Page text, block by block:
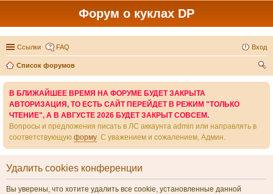
Форум о куклах DP
Ссылки FAQ Вход
Список форумов
В БЛИЖАЙШЕЕ ВРЕМЯ НА ФОРУМЕ БУДЕТ ЗАКРЫТА
АВТОРИЗАЦИЯ, ТО ЕСТЬ САЙТ ПЕРЕЙДЕТ В РЕЖИМ "ТОЛЬКО
ЧТЕНИЕ", А В АВГУСТЕ 2026 БУДЕТ ЗАКРЫТ СОВСЕМ.
Вопросы и предложения писать в ЛС аккаунта admin или направлять в
соответствующую форму. С уважением и сожалением, Админ.
Удалить cookies конференции
Вы уверены, что хотите удалить все cookie, установленные данной